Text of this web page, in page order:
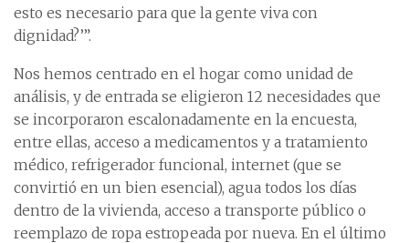
esto es necesario para que la gente viva con
dignidad?’”.
Nos hemos centrado en el hogar como unidad de
análisis, y de entrada se eligieron 12 necesidades que
se incorporaron escalonadamente en la encuesta,
entre ellas, acceso a medicamentos y a tratamiento
médico, refrigerador funcional, internet (que se
convirtió en un bien esencial), agua todos los días
dentro de la vivienda, acceso a transporte público o
reemplazo de ropa estropeada por nueva. En el último